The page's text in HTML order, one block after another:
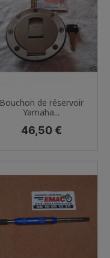
Bouchon de réservoir
Yamaha...
Prix
46,50 €